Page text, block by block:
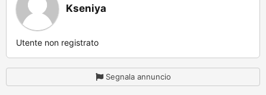
Kseniya
Utente non registrato
Segnala annuncio